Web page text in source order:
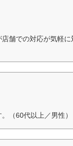
舗での対応が気軽に
（60代以上／男性）